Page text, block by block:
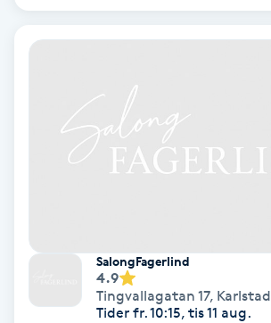
Cryoterapi
Dermapen
Enzympeeling
Extensions
SalongFagerlind
4.9
Tingvallagatan 17, Karlstad
Tider fr. 10:15, tis 11 aug.